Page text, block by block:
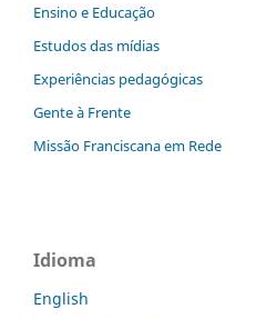
Ensino e Educação
Estudos das mídias
Experiências pedagógicas
Gente à Frente
Missão Franciscana em Rede
Idioma
English